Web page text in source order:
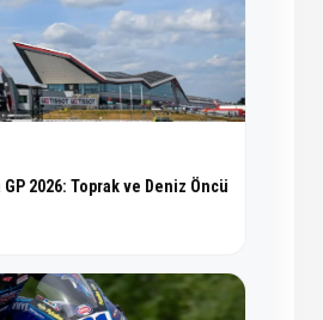
GP 2026: Toprak ve Deniz Öncü